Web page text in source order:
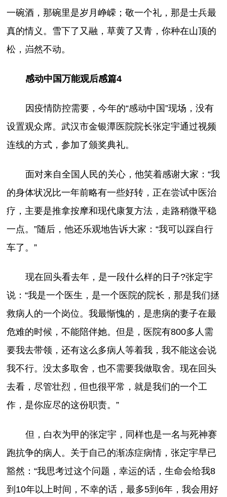
一碗酒，那碗里是岁月峥嵘；敬一个礼，那是士兵最
真的情义。雪下了又融，草黄了又青，你种在山顶的
松，岿然不动。
感动中国万能观后感篇4
因疫情防控需要，今年的“感动中国”现场，没有
设置观众席。武汉市金银潭医院院长张定宇通过视频
连线的方式，参加了颁奖典礼。
面对来自全国人民的关心，他笑着感谢大家：“我
的身体状况比一年前略有一些好转，正在尝试中医治
疗，主要是推拿按摩和现代康复方法，走路稍微平稳
一点。”随后，他还乐观地告诉大家：“我可以踩自行
车了。”
现在回头看去年，是一段什么样的日子?张定宇
说：“我是一个医生，是一个医院的院长，那是我们拯
救病人的一个岗位。我最惭愧的，是患病的妻子在最
危难的时候，不能陪伴她。但是，医院有800多人需
要我去带领，还有这么多病人等着我，我不能这会说
我不行。没太多取舍，也不需要我做取舍。现在回头
去看，尽管壮烈，但也很平常，就是我们的一个工
作，是你应尽的这份职责。”
但，白衣为甲的张定宇，同样也是一名与死神赛
跑抗争的病人。关于自己的渐冻症病情，张定宇早已
豁然：“我思考过这个问题，幸运的话，生命会给我8
到10年以上时间，不幸的话，最多5到6年，我会用好